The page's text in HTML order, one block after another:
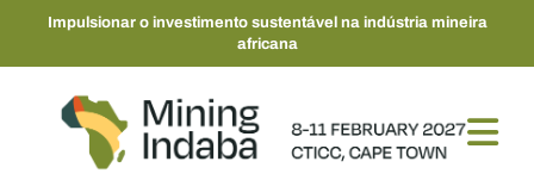
Impulsionar o investimento sustentável na indústria mineira
africana